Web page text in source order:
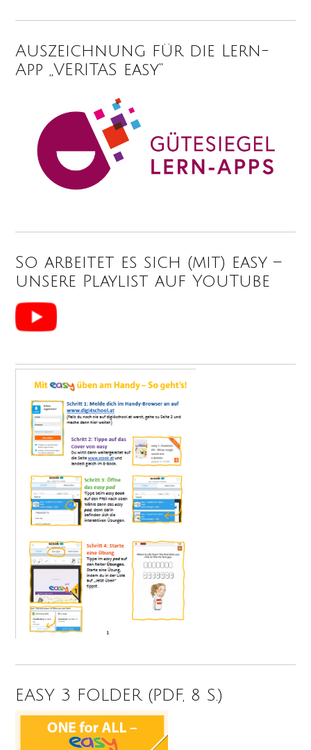
Auszeichnung für die Lern-
App „VERITAS easy“
So arbeitet es sich (mit) easy –
unsere Playlist auf YouTube
EASY 3 FOLDER (PDF, 8 S.)